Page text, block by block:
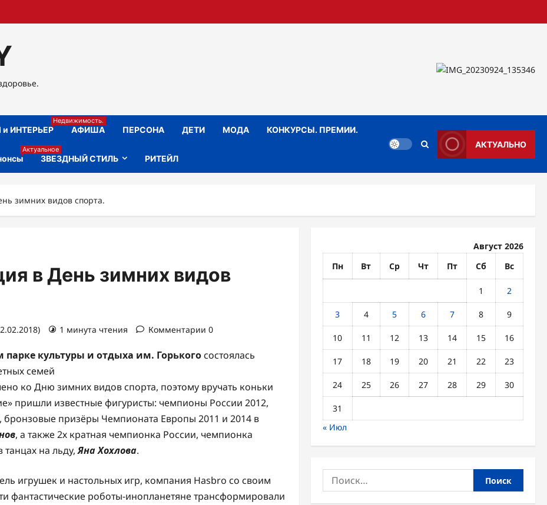
ИНТЕРЬЕР
Недвижимость.
АФИША ПЕРСОНА ДЕТИ МОДА КОНКУРСЫ. ПРЕМИИ.
Актуальное
ЗВЕЗДНЫЙ СТИЛЬ РИТЕЙЛ
АКТУАЛЬНО
зимних видов спорта.
в День зимних видов
1 минута чтения Комментарии 0
культуры и отдыха им. Горькогосостоялась
семей
ко Дню зимних видов спорта, поэтому вручать коньки
пришли известные фигуристы: чемпионы России 2012,
призёры Чемпионата Европы 2011 и 2014 в
, а также 2х кратная чемпионка России, чемпионка
на льду,Яна Хохлова.
игрушек и настольных игр, компания Hasbro со своим
роботы-инопланетяне трансформировали
Август 2026
Пн
Вт Ср Чт Пт Сб Вс
1 2
3 4 5 6 7 8 9
10 11 12 13 14 15 16
17 18 19 20 21 22 23
24 25 26 27 28 29 30
31
« Июл
Найти: